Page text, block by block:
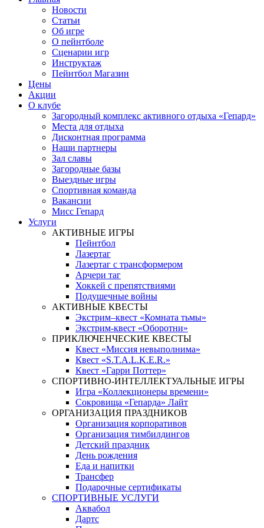
Новости
Статьи
Об игре
О пейнтболе
Сценарии игр
Инструктаж
Пейнтбол Магазин
Цены
Акции
О клубе
Загородный комплекс активного отдыха «Гепард»
Места для отдыха
Дисконтная программа
Наши партнеры
Зал славы
Загородные базы
Выездные игры
Спортивная команда
Вакансии
Мисс Гепард
Услуги
АКТИВНЫЕ ИГРЫ
Пейнтбол
Лазертаг
Лазертаг с трансформером
Арчери таг
Хоккей с препятствиями
Подушечные войны
АКТИВНЫЕ КВЕСТЫ
Экстрим–квест «Комната тьмы»
Экстрим-квест «Оборотни»
ПРИКЛЮЧЕНЧЕСКИЕ КВЕСТЫ
Квест «Миссия невыполнима»
Квест «S.T.A.L.K.E.R.»
Квест «Гарри Поттер»
СПОРТИВНО-ИНТЕЛЛЕКТУАЛЬНЫЕ ИГРЫ
Игра «Коллекционеры времени»
Сокровища «Гепарда» Лайт
ОРГАНИЗАЦИЯ ПРАЗДНИКОВ
Организация корпоративов
Организация тимбилдингов
Детский праздник
День рождения
Еда и напитки
Трансфер
Подарочные сертификаты
СПОРТИВНЫЕ УСЛУГИ
Аквабол
Дартс